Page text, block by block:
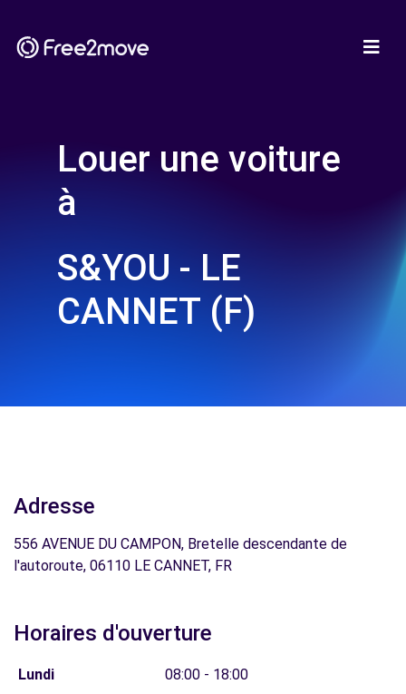
Louer une voiture
à
S&YOU - LE
CANNET (F)
Adresse
556 AVENUE DU CAMPON, Bretelle descendante de
l'autoroute, 06110 LE CANNET, FR
Horaires d'ouverture
Lundi
08:00 - 18:00